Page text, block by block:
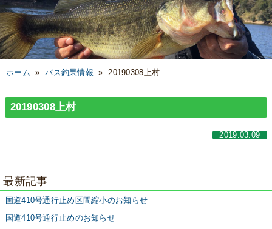
ホーム »バス釣果情報 »20190308上村
20190308上村
2019.03.09
最新記事
国道410号通行止め区間縮小のお知らせ
国道410号通行止めのお知らせ